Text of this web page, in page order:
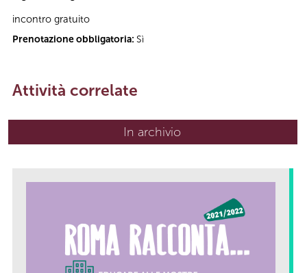
incontro gratuito
Prenotazione obbligatoria: Sì
Attività correlate
In archivio